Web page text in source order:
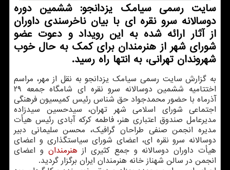
سایت رسمی سیامك یزدانجو: ششمین دوره
دوسالانه سرو نقره ای با بیان ناخرسندی داوران
از آثار ارائه شده به این رویداد و دعوت عضو
شورای شهر از هنرمندان برای كمك به حال خوب
شهروندان تهرانی، به انتها راه رسید.
به گزارش سایت رسمی سیامك یزدانجو به نقل از مهر، مراسم
اختتامیه ششمین دوسالانه سرو نقره ای شامگاه جمعه ۲۹
آذرماه با حضور محمدجواد حق شناس رئیس كمیسیون فرهنگی
اجتماعی شورای اسلامی شهر تهران، سیدحسین سیدزاده
مدیرعامل صندوق اعتباری هنر، فاطمه كركه آبادی رئیس هیأت
مدیره انجمن صنفی طراحان گرافیك، محسن سلیمانی دبیر
دوسالانه سرو نقره ای، اعضای شورای سیاستگذاری و اعضای
هیأت داوران دوسالانه و جمع كثیری از هنرمندان و اعضای
انجمن در سالن شهناز خانه هنرمندان ایران برگزار گردید.